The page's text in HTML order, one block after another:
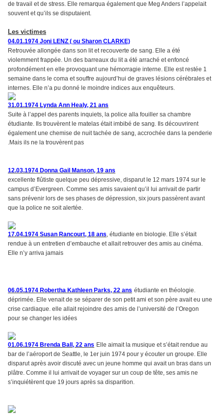
de travail et de stress. Elle remarqua également que Meg Anders l’appelait
souvent et qu’ils se disputaient.
Les victimes
04.01.1974 Joni LENZ ( ou Sharon CLARKE)
Retrouvée allongée dans son lit et recouverte de sang. Elle a été
violemment frappée. Un des barreaux du lit a été arraché et enfoncé
profondément en elle provoquant une hémorragie interne. Elle est restée 1
semaine dans le coma et souffre aujourd’hui de graves lésions cérébrales et
internes. Elle n’a pu donné le moindre indices aux enquêteurs.
31.01.1974 Lynda Ann Healy, 21 ans
Suite à l’appel des parents inquiets, la police alla fouiller sa chambre
étudiante. Ils trouvèrent le matelas était imbibé de sang. Ils découvrirent
également une chemise de nuit tachée de sang, accrochée dans la penderie
.Mais ils ne la trouvèrent pas
12.03.1974 Donna Gail Manson, 19 ans
excellente flûtiste quelque peu dépressive, disparut le 12 mars 1974 sur le
campus d’Evergreen. Comme ses amis savaient qu’il lui arrivait de partir
sans prévenir lors de ses phases de dépression, six jours passèrent avant
que la police ne soit alertée.
17.04.1974 Susan Rancourt, 18 ans, étudiante en biologie. Elle s’était
rendue à un entretien d’embauche et allait retrouver des amis au cinéma.
Elle n’y arriva jamais
06.05.1974 Robertha Kathleen Parks, 22 ans étudiante en théologie.
déprimée. Elle venait de se séparer de son petit ami et son père avait eu une
crise cardiaque. elle allait rejoindre des amis de l’université de l’Oregon
pour se changer les idées
01.06.1974 Brenda Ball, 22 ans Elle aimait la musique et s’était rendue au
bar de l’aéroport de Seattle, le 1er juin 1974 pour y écouter un groupe. Elle
disparut après avoir discuté avec un jeune homme qui avait un bras dans un
plâtre. Comme il lui arrivait de voyager sur un coup de tête, ses amis ne
s’inquiétèrent que 19 jours après sa disparition.